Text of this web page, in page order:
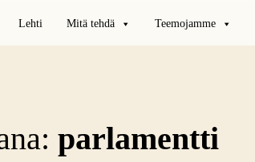
Lehti Mitä tehdä Teemojamme
parlamentti